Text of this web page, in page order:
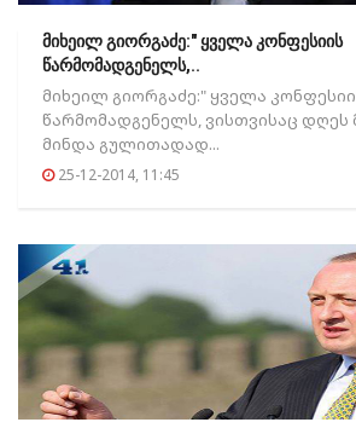
მიხეილ გიორგაძე:" ყველა კონფესიის
წარმომადგენელს,..
მიხეილ გიორგაძე:" ყველა
წარმომადგენელს, ვისთვისაც დღეს
მინდა გულითადად...
25-12-2014, 11:45